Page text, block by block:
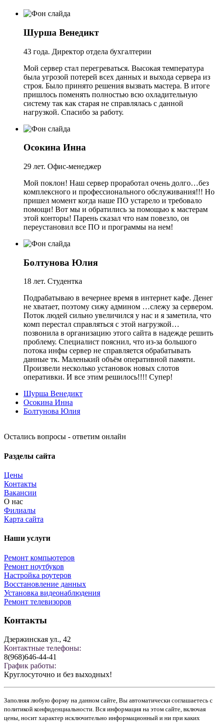
Шурша Венедикт
43 года. Директор отдела бухгалтерии
Мой сервер стал перегреваться. Высокая температура
была угрозой потерей всех данных и выхода сервера из
строя. Было принято решения вызвать мастера. В итоге
пришлось поменять полностью всю охладительную
систему так как старая не справлялась с данной
нагрузкой. Спасибо за работу.
Осокина Инна
29 лет. Офис-менеджер
Мой поклон! Наш сервер проработал очень долго…без
комплексного и профессионального обслуживания!!! Но
пришел момент когда наше ПО устарело и требовало
помощи! Вот мы и обратились за помощью к мастерам
этой конторы! Парень сказал что нам повезло, он
переустановил все ПО и программы на нем!
Болтунова Юлия
18 лет. Студентка
Подрабатываю в вечернее время в интернет кафе. Денег
не хватает, поэтому сижу админом …слежу за сервером.
Поток людей сильно увеличился у нас и я заметила, что
комп перестал справляться с этой нагрузкой…
позвонила в организацию этого сайта в надежде решить
проблему. Специалист пояснил, что из-за большого
потока инфы сервер не справляется обрабатывать
данные тк. Маленький объём оперативной памяти.
Произвели несколько установок новых слотов
оперативки. И все этим решилось!!!! Супер!
Шурша Венедикт
Осокина Инна
Болтунова Юлия
Остались вопросы - ответим онлайн
Разделы сайта
Цены
Контакты
Вакансии
О нас
Филиалы
Карта сайта
Наши услуги
Ремонт компьютеров
Ремонт ноутбуков
Настройка роутеров
Восстановление данных
Установка видеонаблюдения
Ремонт телевизоров
Контакты
Дзержинская ул., 42
Контактные телефоны:
8(968)646-44-41
График работы:
Круглосуточно и без выходных!
Заполняя любую форму на данном сайте, Вы автоматически соглашаетесь с
политикой конфиденциальности. Вся информация на этом сайте, включая
цены, носит характер исключительно информационный и ни при каких